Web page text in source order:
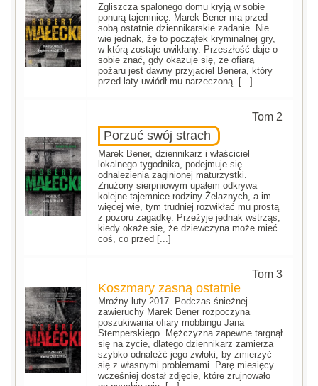
Zgliszcza spalonego domu kryją w sobie
ponurą tajemnicę. Marek Bener ma przed
sobą ostatnie dziennikarskie zadanie. Nie
wie jednak, że to początek kryminalnej gry,
w którą zostaje uwikłany. Przeszłość daje o
sobie znać, gdy okazuje się, że ofiarą
pożaru jest dawny przyjaciel Benera, który
przed laty uwiódł mu narzeczoną. [...]
Tom 2
Porzuć swój strach
Marek Bener, dziennikarz i właściciel
lokalnego tygodnika, podejmuje się
odnalezienia zaginionej maturzystki.
Znużony sierpniowym upałem odkrywa
kolejne tajemnice rodziny Żelaznych, a im
więcej wie, tym trudniej rozwikłać mu prostą
z pozoru zagadkę. Przeżyje jednak wstrząs,
kiedy okaże się, że dziewczyna może mieć
coś, co przed [...]
Tom 3
Koszmary zasną ostatnie
Mroźny luty 2017. Podczas śnieżnej
zawieruchy Marek Bener rozpoczyna
poszukiwania ofiary mobbingu Jana
Stemperskiego. Mężczyzna zapewne targnął
się na życie, dlatego dziennikarz zamierza
szybko odnaleźć jego zwłoki, by zmierzyć
się z własnymi problemami. Parę miesięcy
wcześniej dostał zdjęcie, które zrujnowało